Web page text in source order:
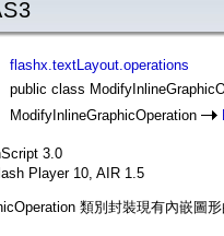
flashx.textLayout.operations
public class
ModifyInlineGraphicOperation
3.0
Player 10, AIR 1.5
類別封裝現有內嵌圖形